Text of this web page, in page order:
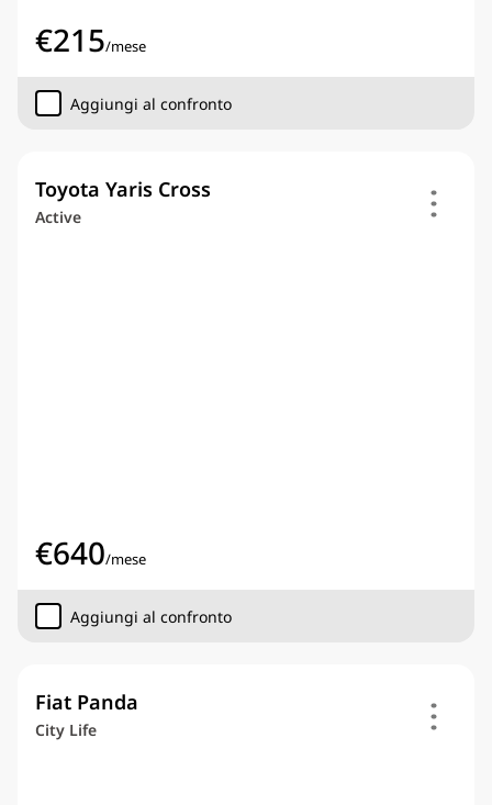
€215/mese
Aggiungi al confronto
Toyota Yaris Cross
Active
€640/mese
Aggiungi al confronto
Fiat Panda
City Life